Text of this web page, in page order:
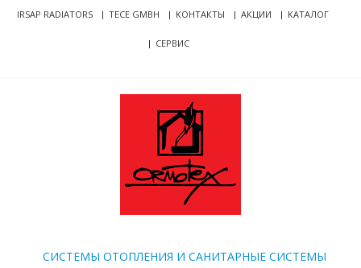
Skip
SkipIRSAP RADIATORS TECE GMBH КОНТАКТЫ АКЦИИ КАТАЛОГ
СЕРВИС
CИСТЕМЫ ОТОПЛЕНИЯ И САНИТАРНЫЕ СИСТЕМЫ